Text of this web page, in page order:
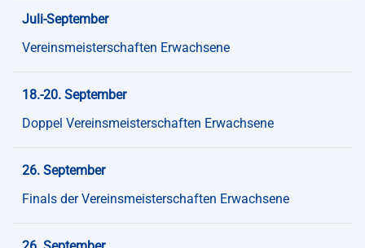
Juli-September
Vereinsmeisterschaften Erwachsene
18.-20. September
Doppel Vereinsmeisterschaften Erwachsene
26. September
Finals der Vereinsmeisterschaften Erwachsene